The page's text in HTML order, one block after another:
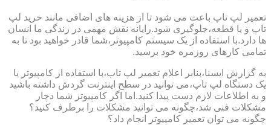
تعمیر لپ تاپ باعث می شود تا از هزینه های اضافی مانند خرید لپ
تاپ و یا قطعه،جلوگیری شود.رایانه نقش مهمی در زندگی ما انسان
ها دارد.با استفاده از یک سیستم کامپیوتر،شما قادر خواهید بود تا به
تمامی کارهای روزمره خود برسید.
به گزارش ایسنا،بنابر اعلام تعمیر لپ تاب،با استفاده از کامپیوتر یا
یک دستگاه لپ تاپ،می توانید در سطح اینترنت گردش داشته باشید
و به اطلاعات لازم دست پیدا کنید.اما اگر کامپیوتر شما دچار
مشکلات فنی شد،چگونه می توانید مشکلات را برطرف کنید؟
چگونه می توان تعمیر کامپیوتر انجام داد؟